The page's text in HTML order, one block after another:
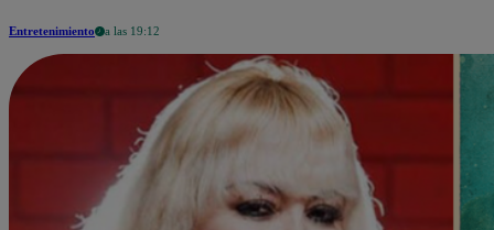
Entretenimiento a las 19:12